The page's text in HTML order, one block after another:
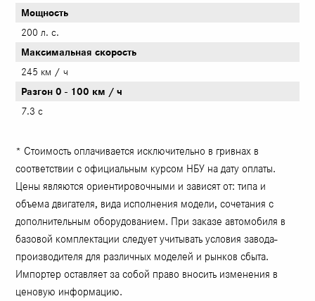
Mощность
200 л. с.
Максимальная скорость
245 км / ч
Разгон 0 - 100 км / ч
7.3 с
* Стоимость оплачивается исключительно в гривнах в
соответствии с официальным курсом НБУ на дату оплаты.
Цены являются ориентировочными и зависят от: типа и
объема двигателя, вида исполнения модели, сочетания с
дополнительным оборудованием. При заказе автомобиля в
базовой комплектации следует учитывать условия завода-
производителя для различных моделей и рынков сбыта.
Импортер оставляет за собой право вносить изменения в
ценовую информацию.